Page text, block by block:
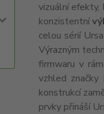
vizuální
konzistentní
celou sérií
Výrazným
firmwaru v
vzhled
konstrukcí
prvky přináší